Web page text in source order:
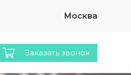
Москва
Заказать звонок